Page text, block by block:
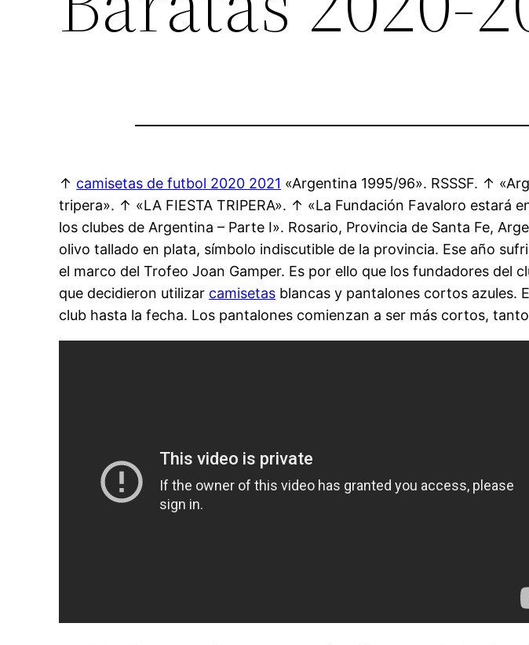
↑ camisetas de futbol 2020 2021 «Argentina 1995/96». RSSSF. ↑
tripera». ↑ «LA FIESTA TRIPERA». ↑ «La Fundación Favaloro
los clubes de Argentina – Parte I». Rosario, Provincia de Santa Fe,
olivo tallado en plata, símbolo indiscutible de la provincia. Ese año
el marco del Trofeo Joan Gamper. Es por ello que los fundadores del
que decidieron utilizar camisetas blancas y pantalones cortos azules.
club hasta la fecha. Los pantalones comienzan a ser más cortos,